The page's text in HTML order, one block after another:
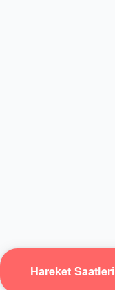
Hareket Saatleri